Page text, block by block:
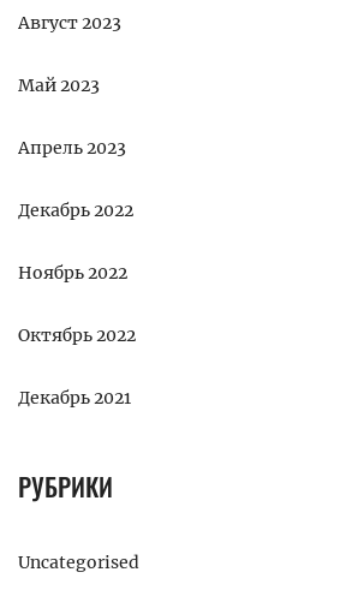
Август 2023
Май 2023
Апрель 2023
Декабрь 2022
Ноябрь 2022
Октябрь 2022
Декабрь 2021
РУБРИКИ
Uncategorised